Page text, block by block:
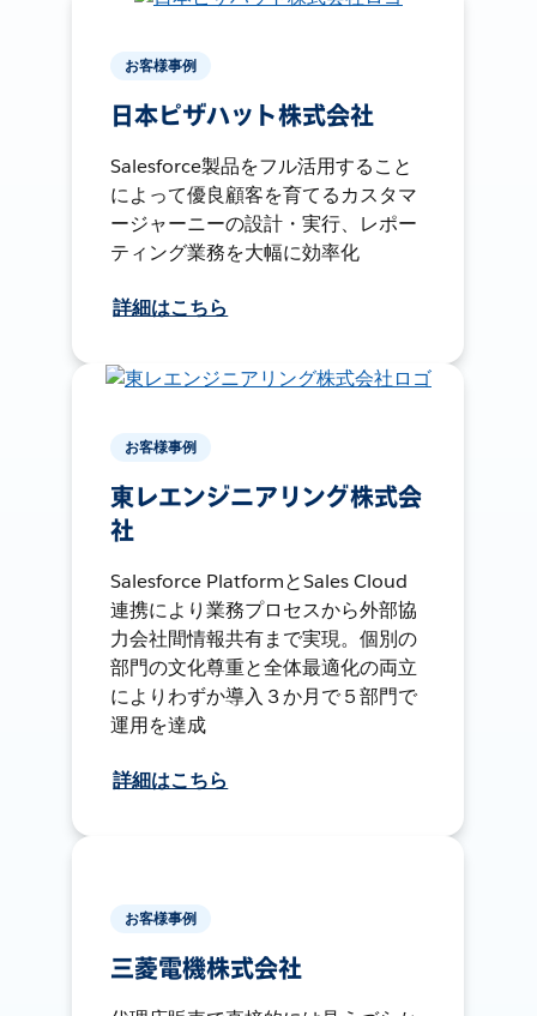
お客様事例
日本ピザハット株式会社
Salesforce製品をフル活用すること
によって優良顧客を育てるカスタマ
ージャーニーの設計・実行、レポー
ティング業務を大幅に効率化
詳細はこちら
お客様事例
東レエンジニアリング株式会
社
Salesforce PlatformとSales Cloud
連携により業務プロセスから外部協
力会社間情報共有まで実現。個別の
部門の文化尊重と全体最適化の両立
によりわずか導入３か月で５部門で
運用を達成
詳細はこちら
お客様事例
三菱電機株式会社